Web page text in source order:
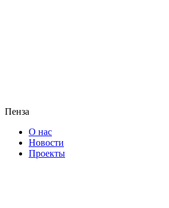
Пенза
О нас
Новости
Проекты